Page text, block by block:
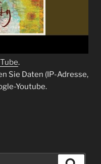
.
Sie Daten (IP-Adresse,
Youtube.